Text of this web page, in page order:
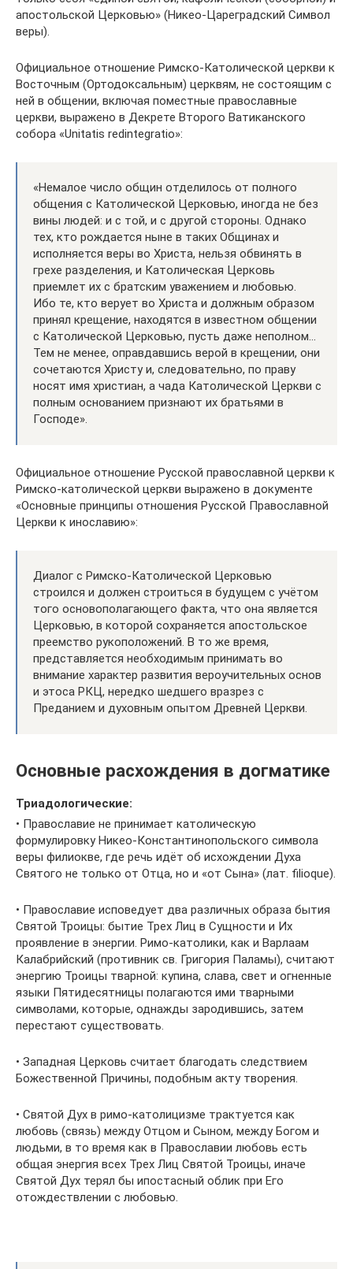
апостольской Церковью» (Никео-Цареградский Символ
веры).
Официальное отношение Римско-Католической церкви к
Восточным (Ортодоксальным) церквям, не состоящим с
ней в общении, включая поместные православные
церкви, выражено в Декрете Второго Ватиканского
собора «Unitatis redintegratio»:
«Немалое число общин отделилось от полного
общения с Католической Церковью, иногда не без
вины людей: и с той, и с другой стороны. Однако
тех, кто рождается ныне в таких Общинах и
исполняется веры во Христа, нельзя обвинять в
грехе разделения, и Католическая Церковь
приемлет их с братским уважением и любовью.
Ибо те, кто верует во Христа и должным образом
принял крещение, находятся в известном общении
с Католической Церковью, пусть даже неполном…
Тем не менее, оправдавшись верой в крещении, они
сочетаются Христу и, следовательно, по праву
носят имя христиан, а чада Католической Церкви с
полным основанием признают их братьями в
Господе».
Официальное отношение Русской православной церкви к
Римско-католической церкви выражено в документе
«Основные принципы отношения Русской Православной
Церкви к инославию»:
Диалог с Римско-Католической Церковью
строился и должен строиться в будущем с учётом
того основополагающего факта, что она является
Церковью, в которой сохраняется апостольское
преемство рукоположений. В то же время,
представляется необходимым принимать во
внимание характер развития вероучительных основ
и этоса РКЦ, нередко шедшего вразрез с
Преданием и духовным опытом Древней Церкви.
Основные расхождения в догматике
Триадологические:
• Православие не принимает католическую
формулировку Никео-Константинопольского символа
веры филиокве, где речь идёт об исхождении Духа
Святого не только от Отца, но и «от Сына» (лат. filioque).
• Православие исповедует два различных образа бытия
Святой Троицы: бытие Трех Лиц в Сущности и Их
проявление в энергии. Римо-католики, как и Варлаам
Калабрийский (противник св. Григория Паламы), считают
энергию Троицы тварной: купина, слава, свет и огненные
языки Пятидесятницы полагаются ими тварными
символами, которые, однажды зародившись, затем
перестают существовать.
• Западная Церковь считает благодать следствием
Божественной Причины, подобным акту творения.
• Святой Дух в римо-католицизме трактуется как
любовь (связь) между Отцом и Сыном, между Богом и
людьми, в то время как в Православии любовь есть
общая энергия всех Трех Лиц Святой Троицы, иначе
Святой Дух терял бы ипостасный облик при Его
отождествлении с любовью.